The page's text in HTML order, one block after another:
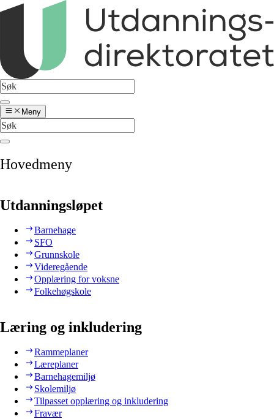
Meny
Hovedmeny
Utdanningsløpet
Barnehage
SFO
Grunnskole
Videregående
Opplæring for voksne
Folkehøgskole
Læring og inkludering
Rammeplaner
Læreplaner
Barnehagemiljø
Skolemiljø
Tilpasset opplæring og inkludering
Fravær